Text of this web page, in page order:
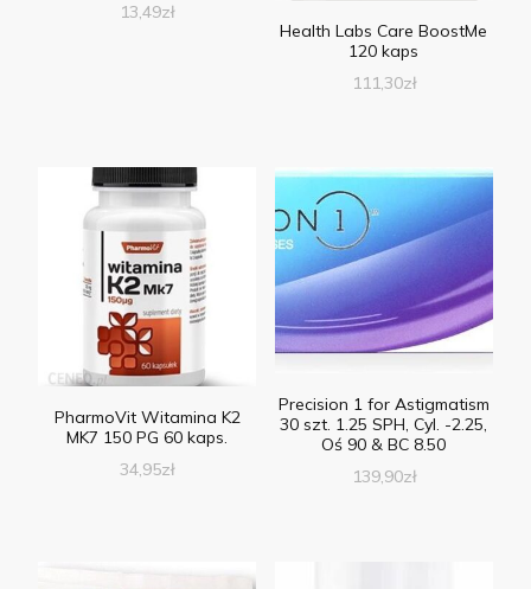
13,49zł
Health Labs Care BoostMe
120 kaps
111,30zł
PharmoVit Witamina K2
MK7 150 PG 60 kaps.
34,95zł
Precision 1 for Astigmatism
30 szt. 1.25 SPH, Cyl. -2.25,
Oś 90 & BC 8.50
139,90zł